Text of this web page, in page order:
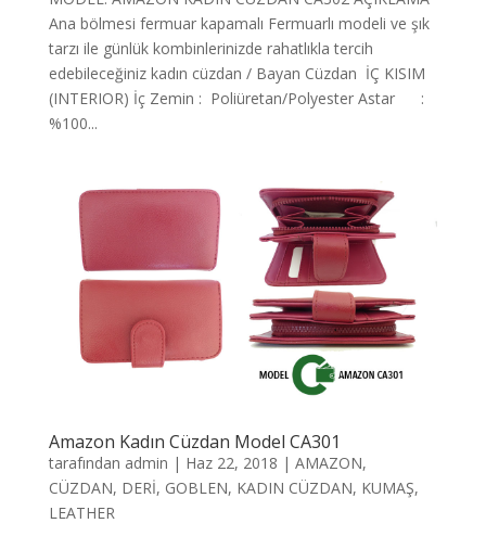
Ana bölmesi fermuar kapamalı Fermuarlı modeli ve şık
tarzı ile günlük kombinlerinizde rahatlıkla tercih
edebileceğiniz kadın cüzdan / Bayan Cüzdan İÇ KISIM
(INTERIOR) İç Zemin : Poliüretan/Polyester Astar :
%100...
Amazon Kadın Cüzdan Model CA301
tarafından admin | Haz 22, 2018 | AMAZON,
CÜZDAN, DERİ, GOBLEN, KADIN CÜZDAN, KUMAŞ,
LEATHER